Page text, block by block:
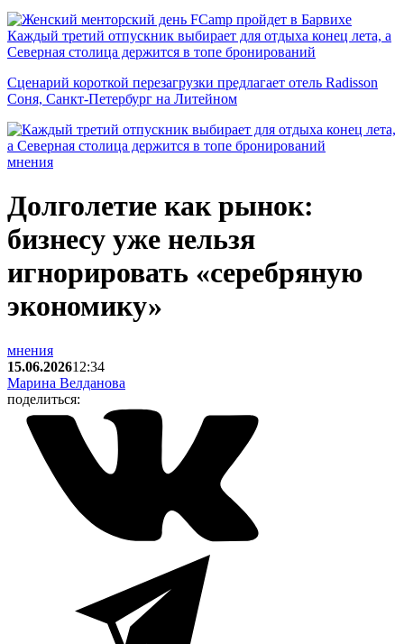
Каждый третий отпускник выбирает для отдыха конец лета, а
Северная столица держится в топе бронирований
Сценарий короткой перезагрузки предлагает отель Radisson
Соня, Санкт-Петербург на Литейном
мнения
Долголетие как рынок:
бизнесу уже нельзя
игнорировать «серебряную
экономику»
мнения
15.06.202612:34
Марина Велданова
поделиться: